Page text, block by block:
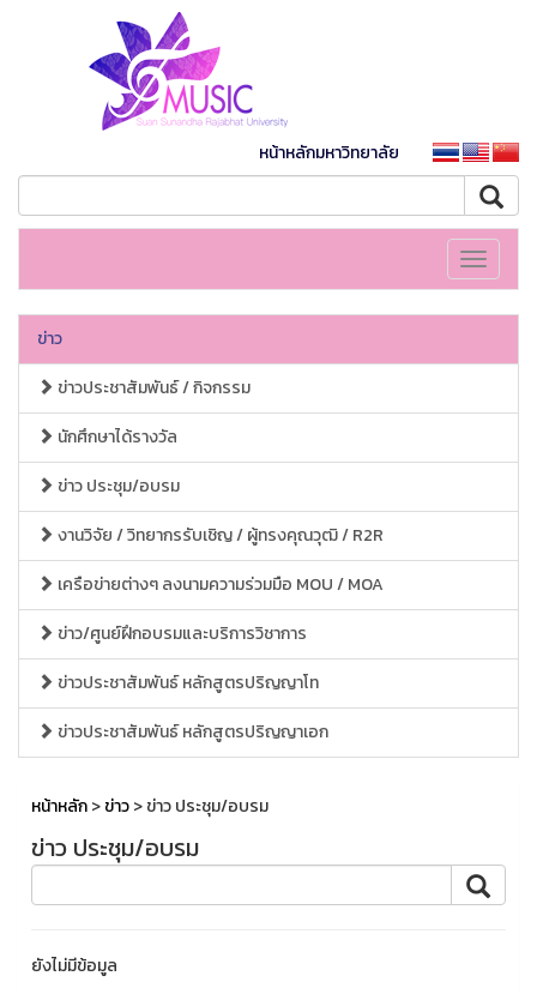
หน้าหลักมหาวิทยาลัย
Toggle
ข่าว
ข่าวประชาสัมพันธ์ / กิจกรรม
นักศึกษาได้รางวัล
ข่าว ประชุม/อบรม
งานวิจัย / วิทยากรรับเชิญ / ผู้ทรงคุณวุฒิ / R2R
เครือข่ายต่างๆ ลงนามความร่วมมือ MOU / MOA
ข่าว/ศูนย์ฝึกอบรมและบริการวิชาการ
ข่าวประชาสัมพันธ์ หลักสูตรปริญญาโท
ข่าวประชาสัมพันธ์ หลักสูตรปริญญาเอก
หน้าหลัก>ข่าว> ข่าว ประชุม/อบรม
ข่าว ประชุม/อบรม
ยังไม่มีข้อมูล